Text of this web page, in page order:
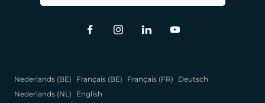
Nederlands (BE) Français (BE) Français (FR)
Deutsch
Nederlands (NL)
English